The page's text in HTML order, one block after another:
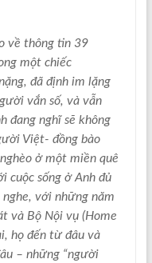
về thông tin 39
một chiếc
đã định im lặng
vắn số, và vẫn
đang nghĩ sẽ không
Việt- đồng bào
ở một miền quê
cuộc sống ở Anh đủ
với những năm
và Bộ Nội vụ (Home
họ đến từ đâu và
– những “người